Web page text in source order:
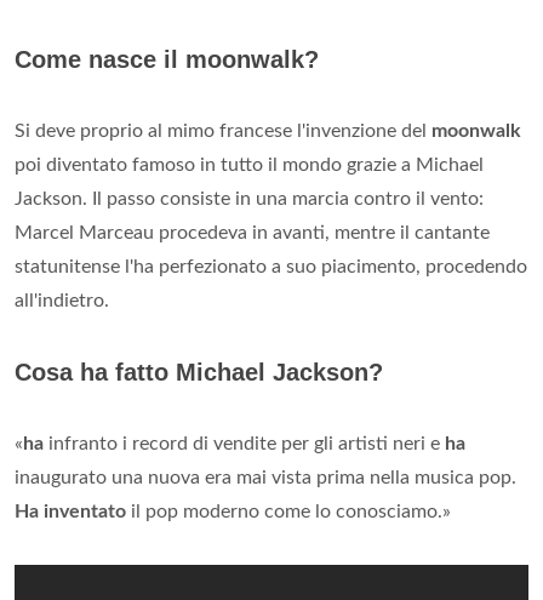
Come nasce il moonwalk?
Si deve proprio al mimo francese l'invenzione del moonwalk
poi diventato famoso in tutto il mondo grazie a Michael
Jackson. Il passo consiste in una marcia contro il vento:
Marcel Marceau procedeva in avanti, mentre il cantante
statunitense l'ha perfezionato a suo piacimento, procedendo
all'indietro.
Cosa ha fatto Michael Jackson?
« ha infranto i record di vendite per gli artisti neri e ha
inaugurato una nuova era mai vista prima nella musica pop.
Ha inventato il pop moderno come lo conosciamo.»